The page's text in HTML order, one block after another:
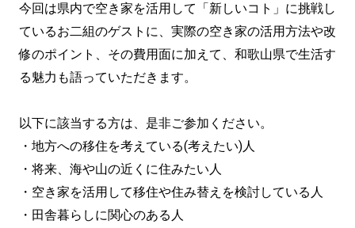
今回は県内で空き家を活用して「新しいコト」に挑戦し
ているお二組のゲストに、実際の空き家の活用方法や改
修のポイント、その費用面に加えて、和歌山県で生活す
る魅力も語っていただきます。
以下に該当する方は、是非ご参加ください。
・地方への移住を考えている(考えたい)人
・将来、海や山の近くに住みたい人
・空き家を活用して移住や住み替えを検討している人
・田舎暮らしに関心のある人